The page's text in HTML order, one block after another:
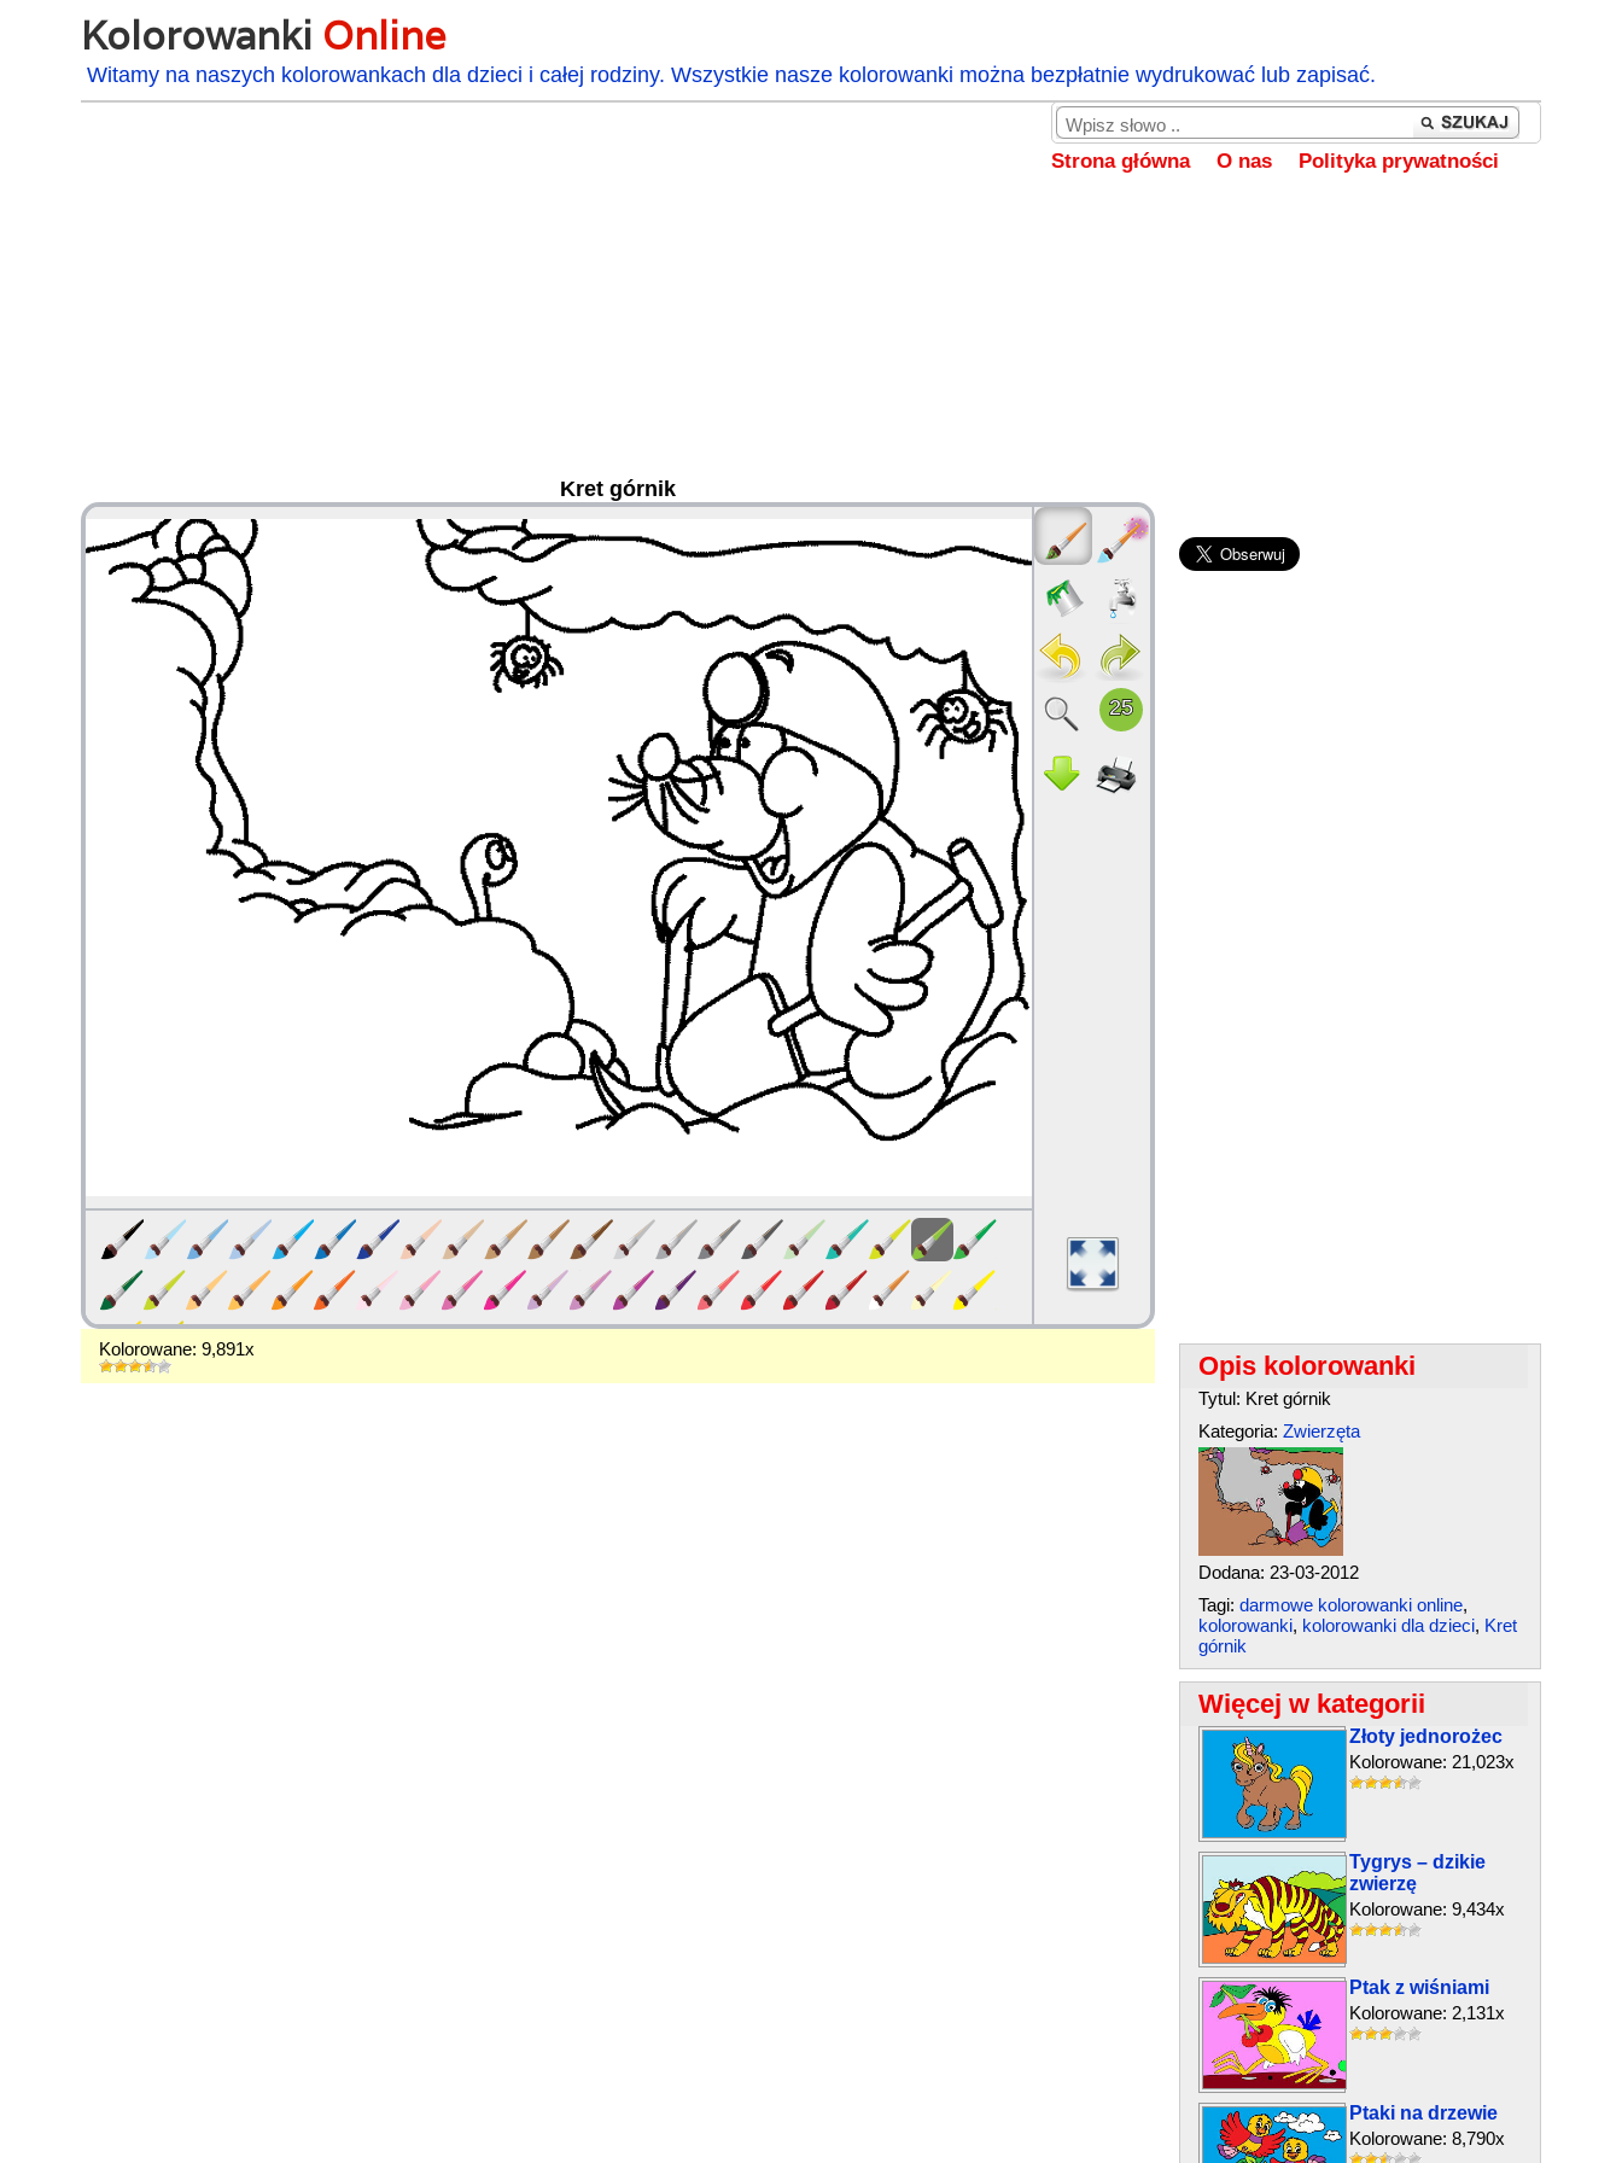
Kolorowanki Online
Witamy na naszych kolorowankach dla dzieci i całej rodziny. Wszystkie nasze kolorowanki można bezpłatnie wydrukować lub zapisać.
Strona główna O nas Polityka prywatności
Kret górnik
Kolorowane: 9,891x
Opis kolorowanki
Tytul: Kret górnik
Kategoria: Zwierzęta
Dodana: 23-03-2012
Tagi: darmowe kolorowanki online,
kolorowanki, kolorowanki dla dzieci, Kret
górnik
Więcej w kategorii
Złoty jednorożec
Kolorowane: 21,023x
Tygrys – dzikie
zwierzę
Kolorowane: 9,434x
Ptak z wiśniami
Kolorowane: 2,131x
Ptaki na drzewie
Kolorowane: 8,790x